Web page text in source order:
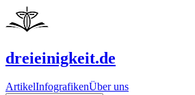
dreieinigkeit.de
ArtikelInfografikenÜber uns